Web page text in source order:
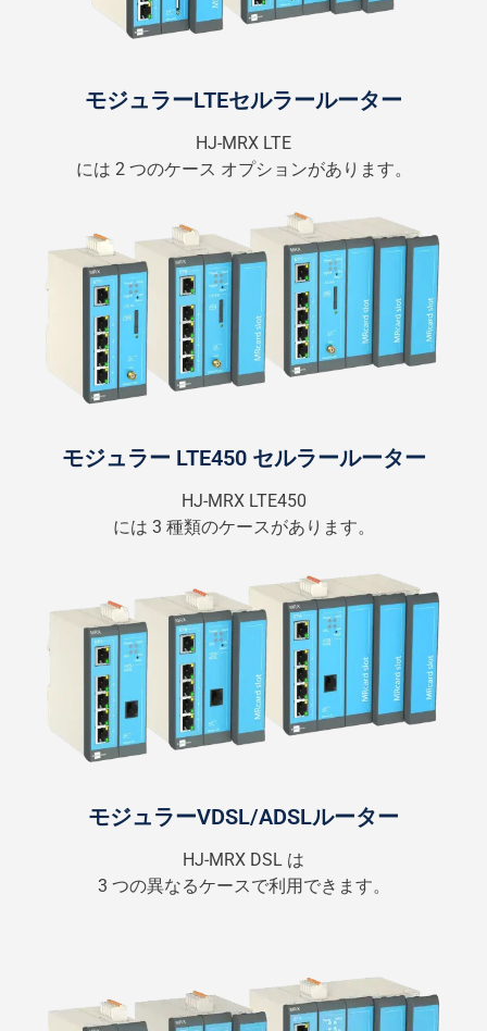
モジュラーLTEセルラールーター
HJ-MRX LTE
には 2 つのケース オプションがあります。
モジュラー LTE450 セルラールーター
HJ-MRX LTE450
には 3 種類のケースがあります。
モジュラーVDSL/ADSLルーター
HJ-MRX DSL は
3 つの異なるケースで利用できます。